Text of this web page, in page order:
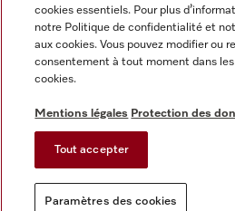
CGV
Protection des données
Conditions d'utilisation
Reglement sur les services
Paramètres des cookies
cookies essentiels. Pour plus
notre Politique de confidentialité et
aux cookies. Vous pouvez modifier ou
consentement à tout moment dans
cookies.
Mentions légales Protection des
Tout accepter
Paramètres des cookies